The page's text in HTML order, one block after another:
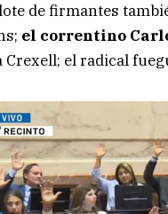
de firmantes
el correntino
Crexell; el radical